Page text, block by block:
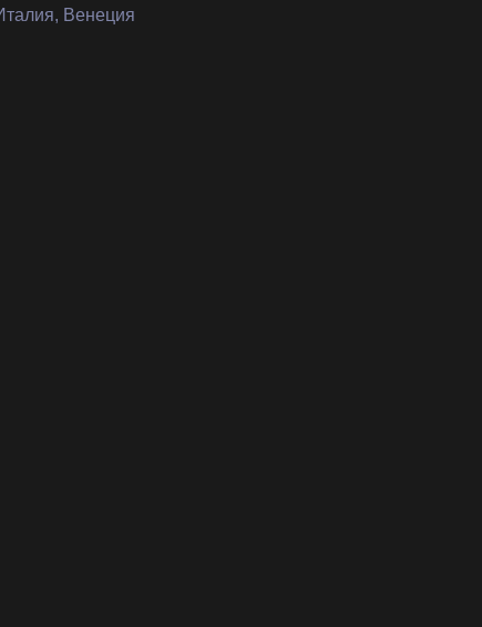
Венеция